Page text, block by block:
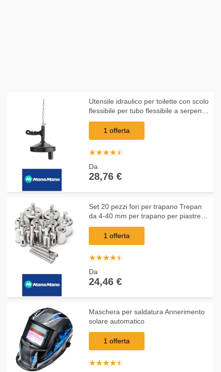
Utensile idraulico per toilette con scolo
flessibile per tubo flessibile a serpente
a coclea per svuotatore 5M di scarico
- INSMA1 offerta
☆☆☆☆☆
★★★★★
Da
28,76 €
Set 20 pezzi fori per trapano Trepan
da 4-40 mm per trapano per piastrelle
di vetro - INSMA
1 offerta
☆☆☆☆☆
★★★★★
Da
24,46 €
Maschera per saldatura Annerimento
solare automatico
1 offerta
☆☆☆☆☆
★★★★★